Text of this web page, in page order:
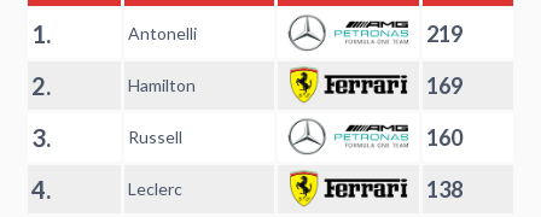
1. Antonelli 219
2. Hamilton 169
3. Russell 160
4. Leclerc 138